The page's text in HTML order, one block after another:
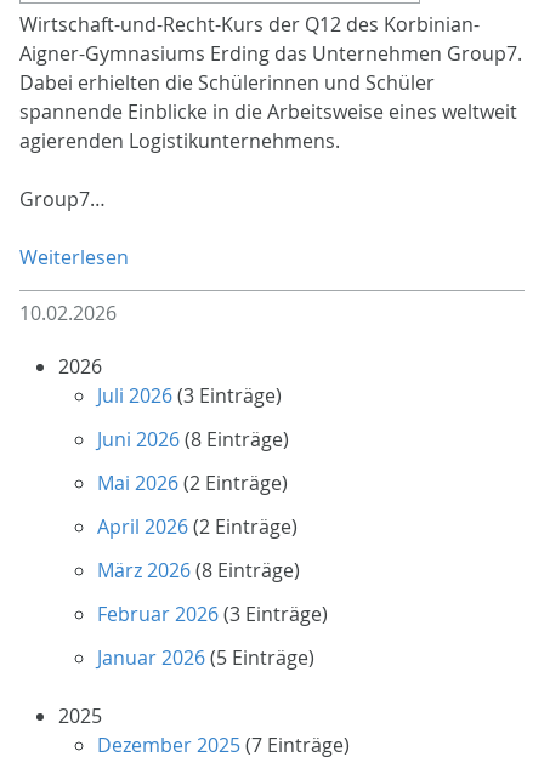
Wirtschaft-und-Recht-Kurs der Q12 des Korbinian-
Aigner-Gymnasiums Erding das Unternehmen Group7.
Dabei erhielten die Schülerinnen und Schüler
spannende Einblicke in die Arbeitsweise eines weltweit
agierenden Logistikunternehmens.
Group7…
Weiterlesen
10.02.2026
2026
Juli 2026(3 Einträge)
Juni 2026(8 Einträge)
Mai 2026(2 Einträge)
April 2026(2 Einträge)
März 2026(8 Einträge)
Februar 2026(3 Einträge)
Januar 2026(5 Einträge)
2025
Dezember 2025(7 Einträge)